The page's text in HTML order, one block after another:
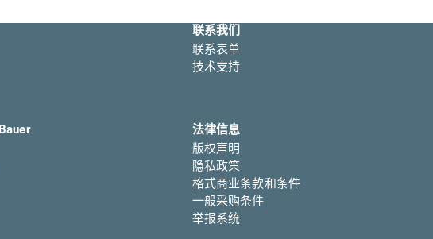
联系我们
联系表单
技术支持
法律信息
版权声明
隐私政策
格式商业条款和条件
一般采购条件
举报系统